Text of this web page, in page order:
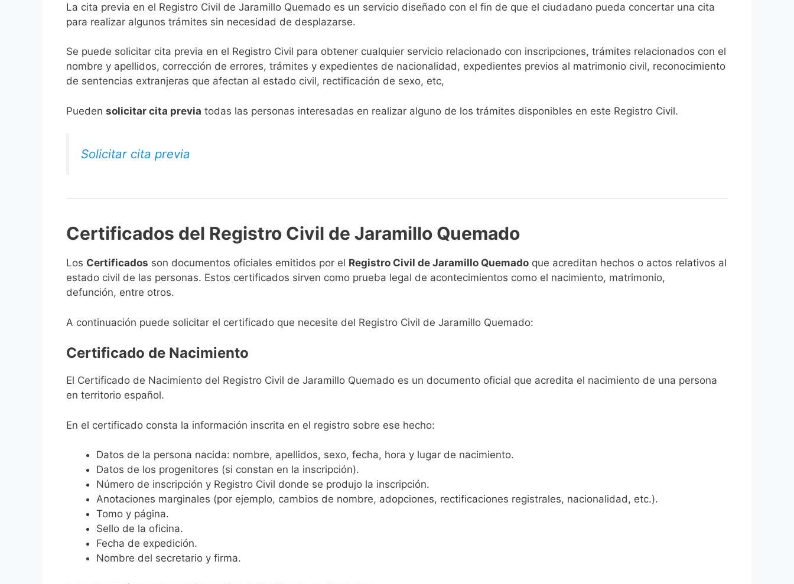
​​​​​​​​​​​​​​​​​​​​​​​​​​​​La cita previa en el Registro Civil de Jaramillo Quemado es un servicio diseñado con el fin de que el ciudadano pueda concertar una cita
para realizar algunos trámites sin necesidad de desplazarse.​
Se puede solicitar cita previa en el Registro Civil para obtener cualquier servicio relacionado con inscripciones, trámites relacionados con el
nombre y apellidos, corrección de errores, trámites y expedientes de nacionalidad, expedientes previos al matrimonio civil, reconocimiento
de sentencias extranjeras que afectan al estado civil, rectificación de sexo, etc,
​Pueden solicitar cita previa todas las personas interesadas en realizar alguno de los trámites disponibles en este Registro Civil.​
Solicitar cita previa
Certificados del Registro Civil de Jaramillo Quemado
Los Certificados son documentos oficiales emitidos por el Registro Civil de Jaramillo Quemado que acreditan hechos o actos relativos al
estado civil de las personas. Estos certificados sirven como prueba legal de acontecimientos como el nacimiento, matrimonio,
defunción, entre otros.
A continuación puede solicitar el certificado que necesite del Registro Civil de Jaramillo Quemado:
Certificado de Nacimiento
El Certificado de Nacimiento del Registro Civil de Jaramillo Quemado es un documento oficial que acredita el nacimiento de una persona
en territorio español.
En el certificado consta la información inscrita en el registro sobre ese hecho:
Datos de la persona nacida: nombre, apellidos, sexo, fecha, hora y lugar de nacimiento.
Datos de los progenitores (si constan en la inscripción).
Número de inscripción y Registro Civil donde se produjo la inscripción.
Anotaciones marginales (por ejemplo, cambios de nombre, adopciones, rectificaciones registrales, nacionalidad, etc.).
Tomo y página.
Sello de la oficina.
Fecha de expedición.
Nombre del secretario y firma.